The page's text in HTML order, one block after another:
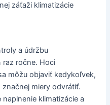
záťaži klimatizácie
a údržbu
raz ročne. Hoci
môžu objaviť kedykoľvek,
miery odvrátiť.
klimatizácie a